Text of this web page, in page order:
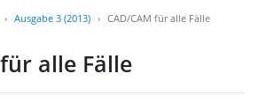
Ausgabe 3 (2013) CAD/CAM für alle Fälle
alle Fälle